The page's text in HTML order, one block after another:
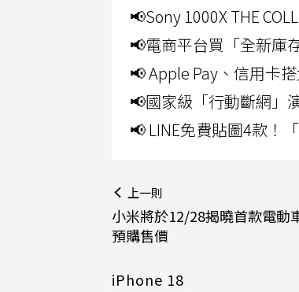
📢Sony 1000X THE
📢電商平台買「全新庫
📢 Apple Pay、信用卡
📢國家級「行動斷網」
📢 LINE免費貼圖4款！
上一則
小米將於12/28揭曉首款電動
預購售價
iPhone 18